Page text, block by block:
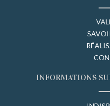
INFORMATIONS